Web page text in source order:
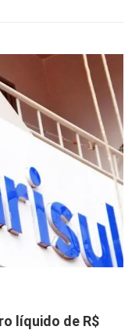
líquido de R$